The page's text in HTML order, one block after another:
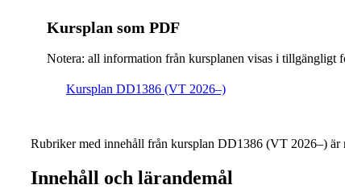
Kursplan som PDF
Notera: all information från kursplanen visas i tillgängligt
Kursplan DD1386 (VT 2026–)
Rubriker med innehåll från kursplan DD1386 (VT 2026–) är
Innehåll och lärandemål